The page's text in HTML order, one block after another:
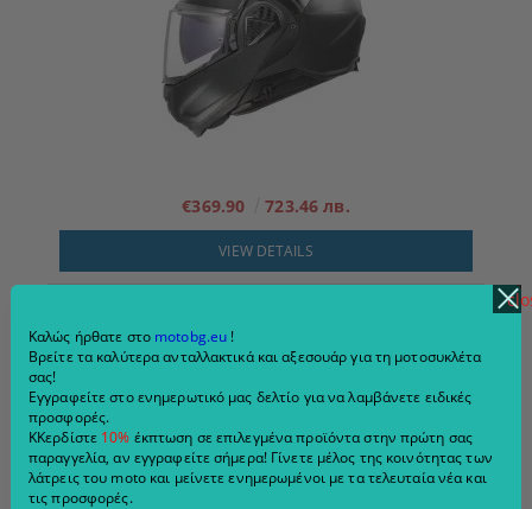
€369.90 723.46 лв.
VIEW DETAILS
Καλώς ήρθατε στο motobg.eu !
Βρείτε τα καλύτερα ανταλλακτικά και αξεσουάρ για τη μοτοσυκλέτα
σας!
Εγγραφείτε στο ενημερωτικό μας δελτίο για να λαμβάνετε ειδικές
προσφορές.
ΚΚερδίστε 10% έκπτωση σε επιλεγμένα προϊόντα στην πρώτη σας
παραγγελία, αν εγγραφείτε σήμερα! Γίνετε μέλος της κοινότητας των
λάτρεις του moto και μείνετε ενημερωμένοι με τα τελευταία νέα και
τις προσφορές.